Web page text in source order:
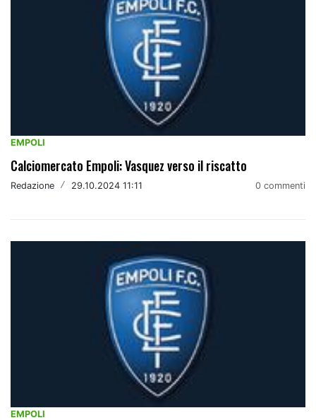
EMPOLI
Calciomercato Empoli: Vasquez verso il riscatto
Redazione / 29.10.2024 11:11 0 commenti
EMPOLI